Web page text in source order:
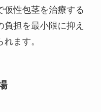
仮性包茎を治療する
担を最小限に抑え
ます。